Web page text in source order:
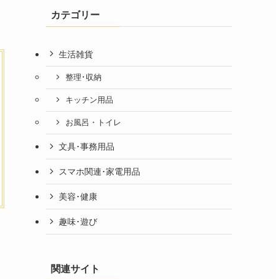
カテゴリー
生活雑貨
整理･収納
キッチン用品
お風呂・トイレ
文具･事務用品
スマホ関連･家電用品
美容･健康
趣味･遊び
関連サイト